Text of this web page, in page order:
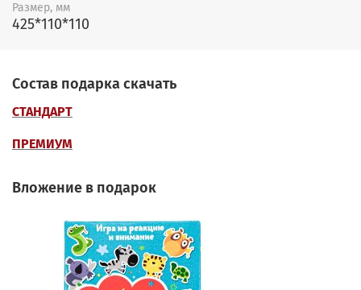
Размер, мм
425*110*110
Состав подарка скачать
СТАНДАРТ
ПРЕМИУМ
Вложение в подарок